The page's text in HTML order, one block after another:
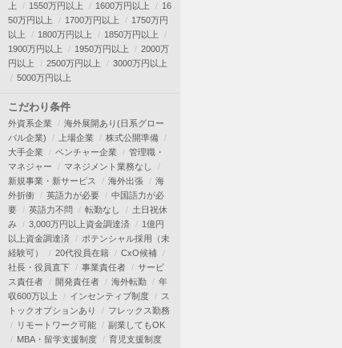
上
1550万円以上 1600万円以上
16
50万円以上
1700万円以上
1750万円
以上
1800万円以上
1850万円以上
1900万円以上
1950万円以上
2000万
円以上
2500万円以上
3000万円以上
5000万円以上
こだわり条件
外資系企業
海外展開あり(日系グロー
バル企業)
上場企業
株式公開準備
大手企業
ベンチャー企業
管理職・
マネジャー
マネジメント業務なし
新規事業・新サービス
海外出張
海
外折衝
英語力が必要
中国語力が必
要
英語力不問 転勤なし
土日祝休
み
3,000万円以上資金調達済
1億円
以上資金調達済
ポテンシャル採用（未
経験可）
20代役員在籍
CxO候補
社長・役員直下
事業責任者
サービ
ス責任者
開発責任者 海外転勤
年
収600万以上
インセンティブ制度
ス
トックオプションあり
フレックス勤務
リモートワーク可能
副業してもOK
MBA・留学支援制度
育児支援制度